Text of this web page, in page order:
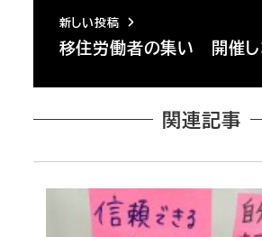
新しい投稿
移住労働者の集い 開催し
関連記事